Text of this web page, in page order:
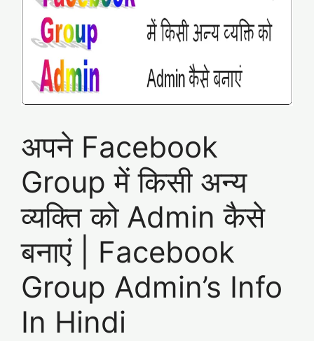
अपने Facebook
Group में किसी अन्य
व्यक्ति को Admin कैसे
बनाएं | Facebook
Group Admin’s Info
In Hindi